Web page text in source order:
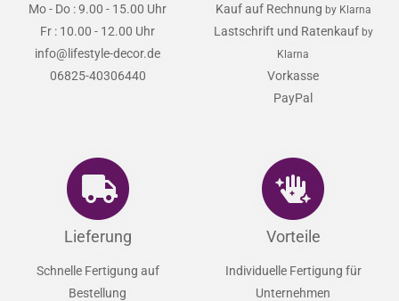
Mo - Do : 9.00 - 15.00 Uhr
Fr : 10.00 - 12.00 Uhr
info@lifestyle-decor.de
06825-40306440
Kauf auf Rechnung by Klarna
Lastschrift und Ratenkauf by
Klarna
Vorkasse
PayPal
Lieferung
Schnelle Fertigung auf
Bestellung
Vorteile
Individuelle Fertigung für
Unternehmen